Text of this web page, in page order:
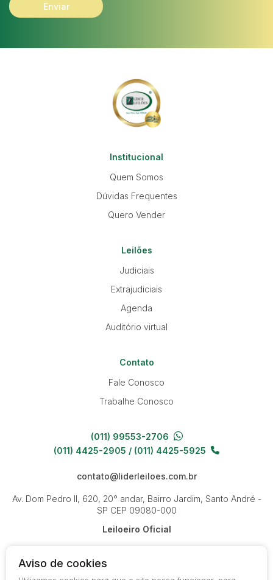
Enviar
Institucional
Quem Somos
Dúvidas Frequentes
Quero Vender
Leilões
Judiciais
Extrajudiciais
Agenda
Auditório virtual
Contato
Fale Conosco
Trabalhe Conosco
(011) 99553-2706
(011) 4425-2905 / (011) 4425-5925
contato@liderleiloes.com.br
Av. Dom Pedro II, 620, 20° andar, Bairro Jardim, Santo André -
SP CEP 09080-000
Leiloeiro Oficial
Aviso de cookies